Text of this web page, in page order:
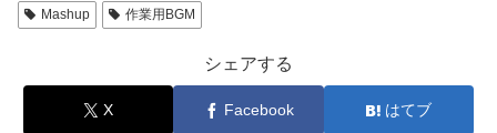
Mashup
作業用BGM
シェアする
X Facebook はてブ